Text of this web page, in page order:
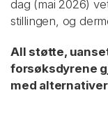
dag (mai 2026)
stillingen, og
All støtte,
forsøksdyrene
med